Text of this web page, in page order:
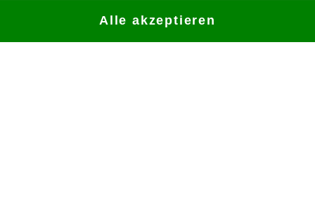
Alle akzeptieren